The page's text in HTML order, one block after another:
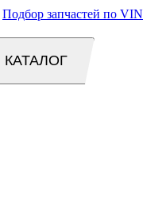
Подбор запчастей по
КАТАЛОГ